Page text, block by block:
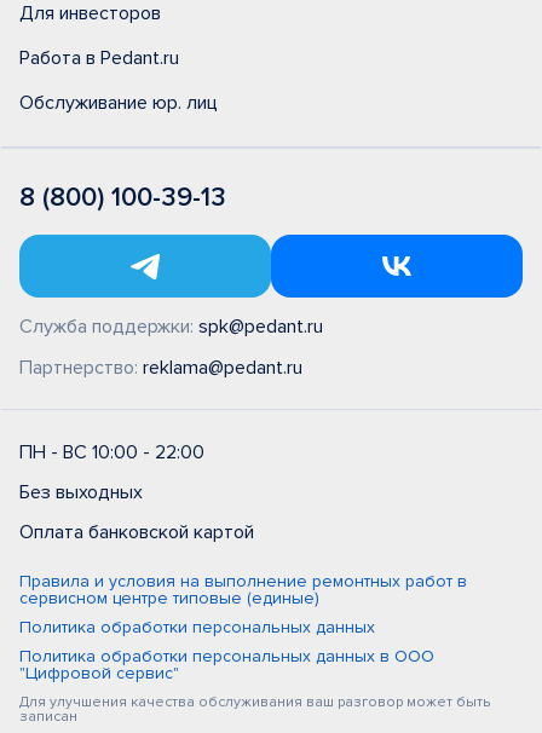
Для инвесторов
Работа в Pedant.ru
Обслуживание юр. лиц
8 (800) 100-39-13
Служба поддержки: spk@pedant.ru
Партнерство: reklama@pedant.ru
ПН - ВС 10:00 - 22:00
Без выходных
Оплата банковской картой
Правила и условия на выполнение ремонтных работ в
сервисном центре типовые (единые)
Политика обработки персональных данных
Политика обработки персональных данных в ООО
"Цифровой сервис"
Для улучшения качества обслуживания ваш разговор может быть
записан